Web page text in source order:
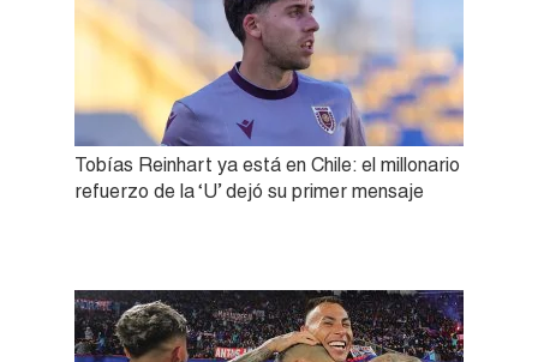
Tobías Reinhart ya está en Chile: el millonario
refuerzo de la ‘U’ dejó su primer mensaje